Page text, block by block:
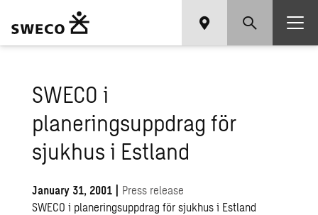
SWECO i
planeringsuppdrag för
sjukhus i Estland
January 31, 2001 | Press release
SWECO i planeringsuppdrag för sjukhus i Estland